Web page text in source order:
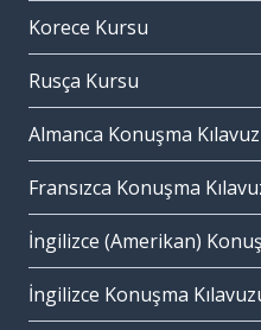
Korece Kursu
Rusça Kursu
Almanca Konuşma
Fransızca Konuşma
İngilizce (Amerikan)
İngilizce Konuşma